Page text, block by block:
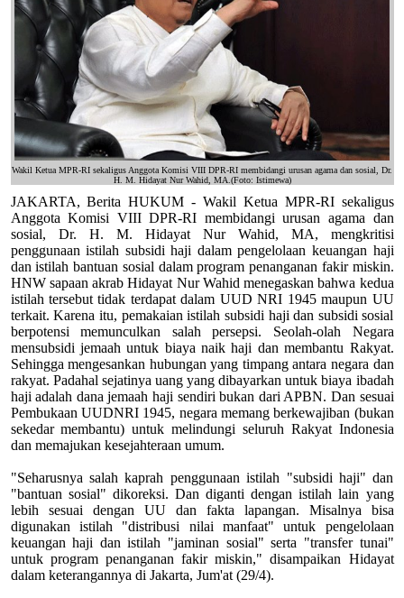
Wakil Ketua MPR-RI sekaligus Anggota Komisi VIII DPR-RI membidangi urusan agama dan sosial, Dr.
H. M. Hidayat Nur Wahid, MA.(Foto: Istimewa)
JAKARTA, Berita HUKUM - Wakil Ketua MPR-RI sekaligus
Anggota Komisi VIII DPR-RI membidangi urusan agama dan
sosial, Dr. H. M. Hidayat Nur Wahid, MA, mengkritisi
penggunaan istilah subsidi haji dalam pengelolaan keuangan haji
dan istilah bantuan sosial dalam program penanganan fakir miskin.
HNW sapaan akrab Hidayat Nur Wahid menegaskan bahwa kedua
istilah tersebut tidak terdapat dalam UUD NRI 1945 maupun UU
terkait. Karena itu, pemakaian istilah subsidi haji dan subsidi sosial
berpotensi memunculkan salah persepsi. Seolah-olah Negara
mensubsidi jemaah untuk biaya naik haji dan membantu Rakyat.
Sehingga mengesankan hubungan yang timpang antara negara dan
rakyat. Padahal sejatinya uang yang dibayarkan untuk biaya ibadah
haji adalah dana jemaah haji sendiri bukan dari APBN. Dan sesuai
Pembukaan UUDNRI 1945, negara memang berkewajiban (bukan
sekedar membantu) untuk melindungi seluruh Rakyat Indonesia
dan memajukan kesejahteraan umum.
"Seharusnya salah kaprah penggunaan istilah "subsidi haji" dan
"bantuan sosial" dikoreksi. Dan diganti dengan istilah lain yang
lebih sesuai dengan UU dan fakta lapangan. Misalnya bisa
digunakan istilah "distribusi nilai manfaat" untuk pengelolaan
keuangan haji dan istilah "jaminan sosial" serta "transfer tunai"
untuk program penanganan fakir miskin," disampaikan Hidayat
dalam keterangannya di Jakarta, Jum'at (29/4).